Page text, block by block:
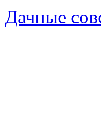
Дачные